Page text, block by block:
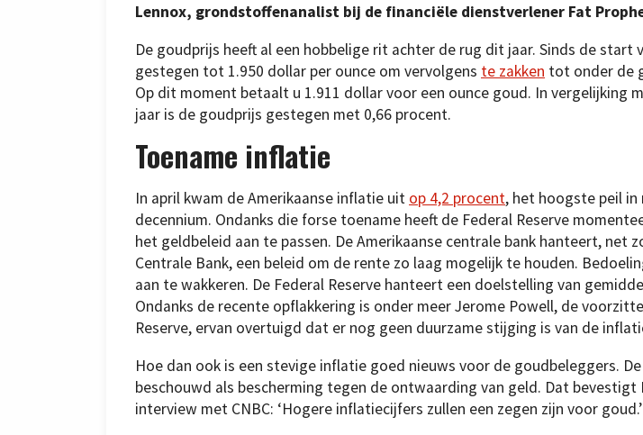
Lennox, grondstoffenanalist bij de financiële dienstverlener Fat
De goudprijs heeft al een hobbelige rit achter de rug dit jaar. Sinds de start
gestegen tot 1.950 dollar per ounce om vervolgens te zakken tot onder de
Op dit moment betaalt u 1.911 dollar voor een ounce goud. In vergelijking
jaar is de goudprijs gestegen met 0,66 procent.
Toename inflatie
In april kwam de Amerikaanse inflatie uit op 4,2 procent, het hoogste peil in
decennium. Ondanks die forse toename heeft de Federal Reserve
het geldbeleid aan te passen. De Amerikaanse centrale bank hanteert, net
Centrale Bank, een beleid om de rente zo laag mogelijk te houden.
aan te wakkeren. De Federal Reserve hanteert een doelstelling van
Ondanks de recente opflakkering is onder meer Jerome Powell, de
Reserve, ervan overtuigd dat er nog geen duurzame stijging is van de
Hoe dan ook is een stevige inflatie goed nieuws voor de goudbeleggers.
beschouwd als bescherming tegen de ontwaarding van geld. Dat bevestigt
interview met CNBC: ‘Hogere inflatiecijfers zullen een zegen zijn voor goud.’